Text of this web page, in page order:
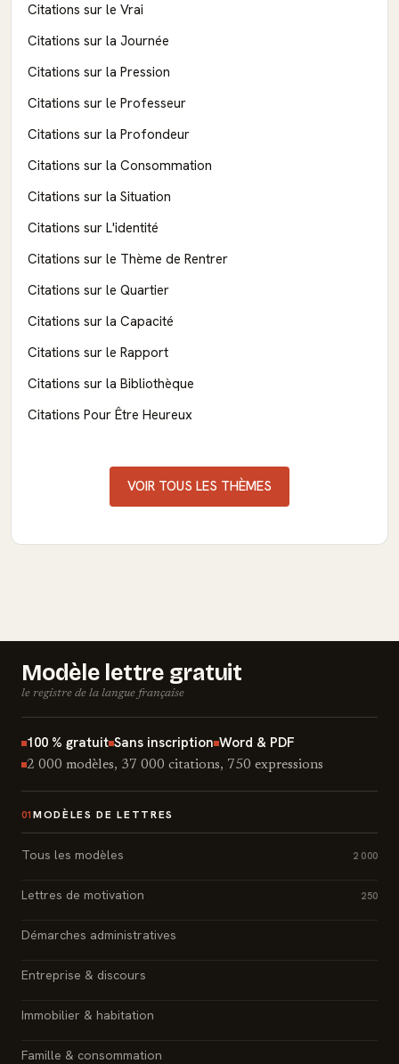
Citations sur le Vrai
Citations sur la Journée
Citations sur la Pression
Citations sur le Professeur
Citations sur la Profondeur
Citations sur la Consommation
Citations sur la Situation
Citations sur L'identité
Citations sur le Thème de Rentrer
Citations sur le Quartier
Citations sur la Capacité
Citations sur le Rapport
Citations sur la Bibliothèque
Citations Pour Être Heureux
VOIR TOUS LES THÈMES
Modèle lettre gratuit
le registre de la langue française
100 % gratuit Sans inscription Word & PDF
2 000 modèles, 37 000 citations, 750 expressions
01 MODÈLES DE LETTRES
Tous les modèles 2 000
Lettres de motivation 250
Démarches administratives
Entreprise & discours
Immobilier & habitation
Famille & consommation